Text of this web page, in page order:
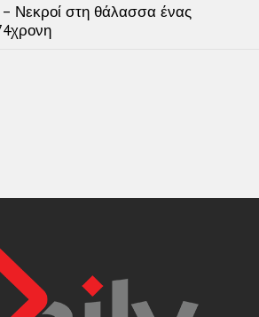
Νεκροί στη θάλασσα ένας